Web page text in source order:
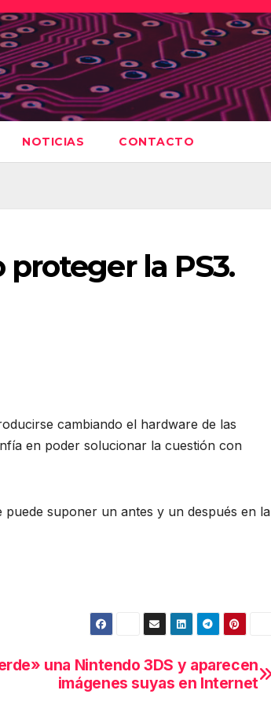
NOTICIAS CONTACTO
la PS3.
cambiando el hardware de las
en poder solucionar la cuestión con
suponer un antes y un después en la
una Nintendo 3DS y aparecen
imágenes suyas en Internet